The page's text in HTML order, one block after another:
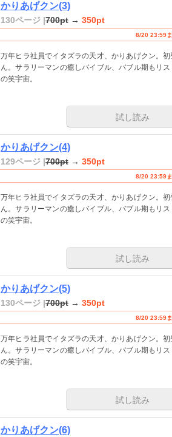
かりあげクン(3)
130ページ |700pt → 350pt
8/20 23:59
万年ヒラ社員でイタズラの天才、かりあげクン。
ん。サラリーマンの癒しバイブル、バブル期もリ
の笑宇宙。
試し読み
かりあげクン(4)
129ページ |700pt → 350pt
8/20 23:59
万年ヒラ社員でイタズラの天才、かりあげクン。
ん。サラリーマンの癒しバイブル、バブル期もリ
の笑宇宙。
試し読み
かりあげクン(5)
130ページ |700pt → 350pt
8/20 23:59
万年ヒラ社員でイタズラの天才、かりあげクン。
ん。サラリーマンの癒しバイブル、バブル期もリ
の笑宇宙。
試し読み
かりあげクン(6)